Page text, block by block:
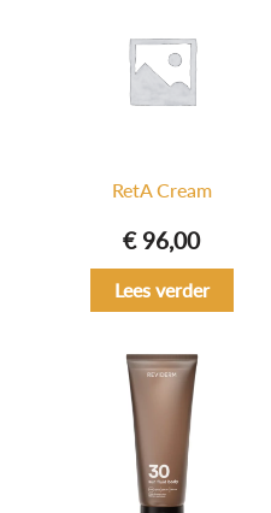
RetA Cream
€96,00
Lees verder